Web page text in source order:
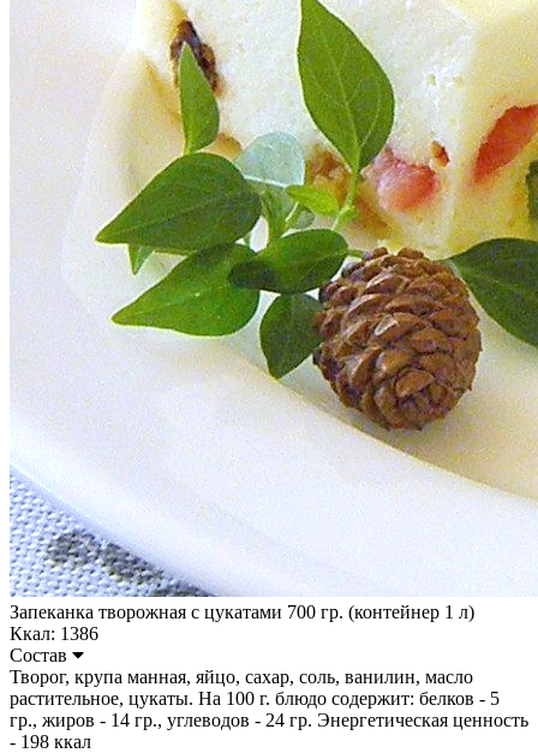
Запеканка творожная с цукатами 700 гр. (контейнер 1 л)
Ккал: 1386
Состав
Творог, крупа манная, яйцо, сахар, соль, ванилин, масло
растительное, цукаты. На 100 г. блюдо содержит: белков - 5
гр., жиров - 14 гр., углеводов - 24 гр. Энергетическая ценность
- 198 ккал